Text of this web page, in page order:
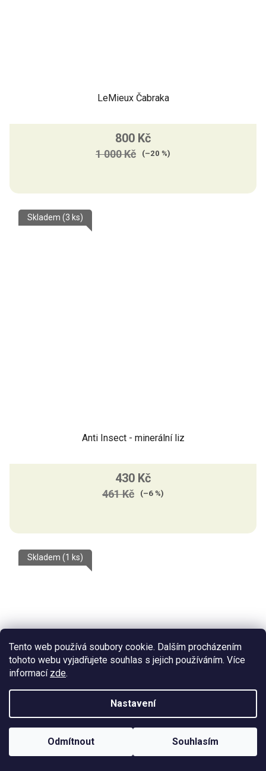
Tento web používá soubory cookie. Dalším procházením
tohoto webu vyjadřujete souhlas s jejich používáním. Více
informací zde.
Nastavení
Odmítnout Souhlasím
LeMieux Čabraka
800 Kč
1 000 Kč (–20 %)
Anti Insect - minerální liz
Průměrné
hodnocení
produktu
Skladem (3 ks)
430 Kč
461 Kč (–6 %)
Skladem (1 ks)